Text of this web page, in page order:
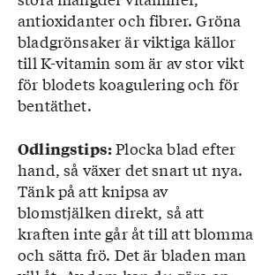
antioxidanter och fibrer. Gröna
bladgrönsaker är viktiga källor
till K-vitamin som är av stor vikt
för blodets koagulering och för
bentäthet.
Odlingstips:Plocka blad efter
hand, så växer det snart ut nya.
Tänk på att knipsa av
blomstjälken direkt, så att
kraften inte går åt till att blomma
och sätta frö. Det är bladen man